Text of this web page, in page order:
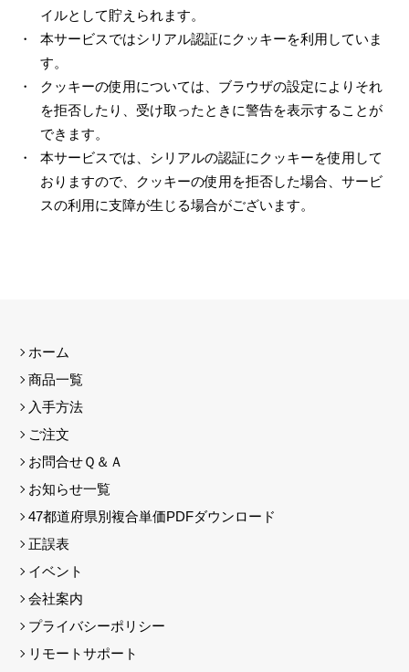
イルとして貯えられます。
本サービスではシリアル認証にクッキーを利用していま
す。
クッキーの使用については、ブラウザの設定によりそれ
を拒否したり、受け取ったときに警告を表示することが
できます。
本サービスでは、シリアルの認証にクッキーを使用して
おりますので、クッキーの使用を拒否した場合、サービ
スの利用に支障が生じる場合がございます。
ホーム
商品一覧
入手方法
ご注文
お問合せＱ＆Ａ
お知らせ一覧
47都道府県別複合単価PDFダウンロード
正誤表
イベント
会社案内
プライバシーポリシー
リモートサポート